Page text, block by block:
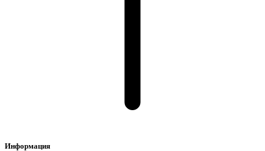
Информация